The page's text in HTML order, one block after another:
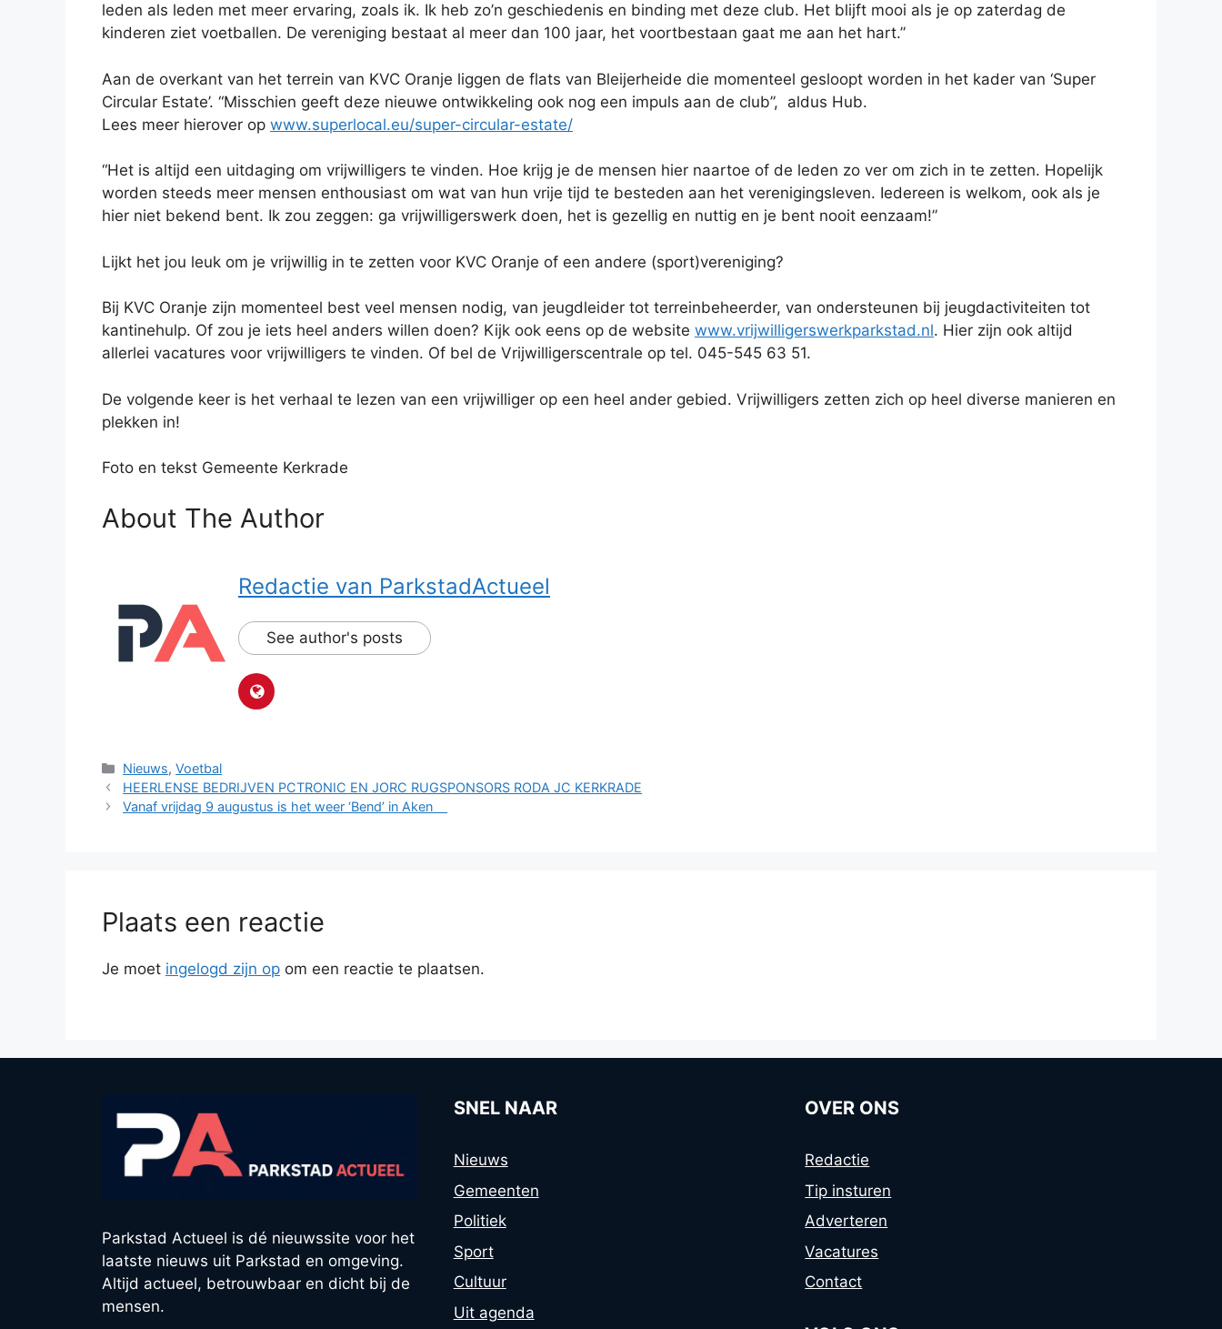
leden als leden met meer ervaring, zoals ik. Ik heb zo’n geschiedenis en binding met deze club. Het blijft mooi als je op zaterdag de
kinderen ziet voetballen. De vereniging bestaat al meer dan 100 jaar, het voortbestaan gaat me aan het hart.”
Aan de overkant van het terrein van KVC Oranje liggen de flats van Bleijerheide die momenteel gesloopt worden in het kader van ‘Super
Circular Estate’. “Misschien geeft deze nieuwe ontwikkeling ook nog een impuls aan de club”, aldus Hub.
Lees meer hierover op www.superlocal.eu/super-circular-estate/
“Het is altijd een uitdaging om vrijwilligers te vinden. Hoe krijg je de mensen hier naartoe of de leden zo ver om zich in te zetten. Hopelijk
worden steeds meer mensen enthousiast om wat van hun vrije tijd te besteden aan het verenigingsleven. Iedereen is welkom, ook als je
hier niet bekend bent. Ik zou zeggen: ga vrijwilligerswerk doen, het is gezellig en nuttig en je bent nooit eenzaam!”
Lijkt het jou leuk om je vrijwillig in te zetten voor KVC Oranje of een andere (sport)vereniging?
Bij KVC Oranje zijn momenteel best veel mensen nodig, van jeugdleider tot terreinbeheerder, van ondersteunen bij jeugdactiviteiten tot
kantinehulp. Of zou je iets heel anders willen doen? Kijk ook eens op de website www.vrijwilligerswerkparkstad.nl. Hier zijn ook altijd
allerlei vacatures voor vrijwilligers te vinden. Of bel de Vrijwilligerscentrale op tel. 045-545 63 51.
De volgende keer is het verhaal te lezen van een vrijwilliger op een heel ander gebied. Vrijwilligers zetten zich op heel diverse manieren en
plekken in!
Foto en tekst Gemeente Kerkrade
About The Author
Redactie van ParkstadActueel
See author's posts
Categorieën
Nieuws,Voetbal
HEERLENSE BEDRIJVEN PCTRONIC EN JORC RUGSPONSORS RODA JC KERKRADE
Vanaf vrijdag 9 augustus is het weer ‘Bend’ in Aken
Plaats een reactie
Je moet ingelogd zijn op om een reactie te plaatsen.
Parkstad Actueel is dé nieuwssite voor het
laatste nieuws uit Parkstad en omgeving.
Altijd actueel, betrouwbaar en dicht bij de
mensen.
SNEL NAAR
Nieuws
Gemeenten
Politiek
Sport
Cultuur
Uit agenda
OVER ONS
Redactie
Tip insturen
Adverteren
Vacatures
Contact